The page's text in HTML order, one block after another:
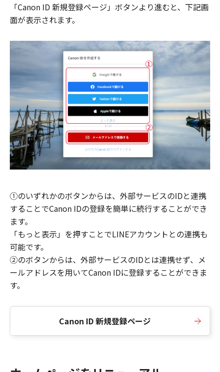
「Canon ID 新規登録ページ」ボタンより進むと、下記画
面が表示されます。
①のいずれかのボタンからは、外部サービスのIDと連携
することでCanon IDの登録を簡単に続行することができ
ます。
「もっと表示」を押すことでLINEアカウントとの連携も
可能です。
②のボタンからは、外部サービスのIDとは連携せず、メ
ールアドレスを用いてCanon IDに登録することができま
す。
Canon ID 新規登録ページ